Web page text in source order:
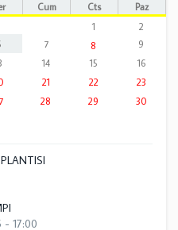
Cum Cts
Paz
1
2
7 8
9
14 15
16
21 22
23
28 29
30
- 17:00